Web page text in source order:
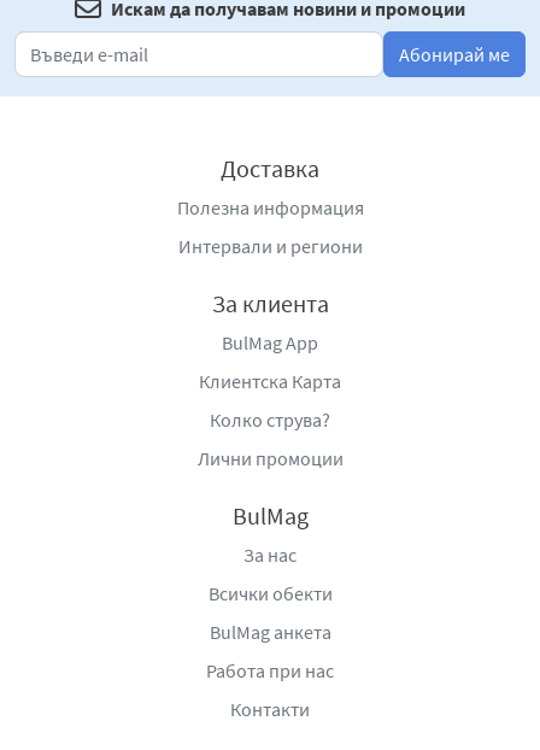
Престиж със слива ще се превърнат в любимото ви
сладко изкушение, което е идеално за всички, които
Търново 5000, ул. „Дълга Лъка“ №6, тел. +359 62 61 41
office@prestige96.bg
Искам да получавам новини и промоции
Абонирай ме
Доставка
Полезна информация
Интервали и региони
За клиента
BulMag App
Клиентска Карта
Колко струва?
Лични промоции
BulMag
За нас
Всички обекти
BulMag анкета
Работа при нас
Контакти